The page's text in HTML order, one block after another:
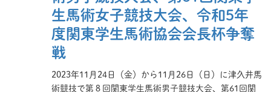
生馬術女子競技大会、令和5年
度関東学生馬術協会会長杯争奪
戦
2023年11月24日（金）から11月26日（日）に津久井馬
術競技で第８回関東学生馬術男子競技大会、第61回関